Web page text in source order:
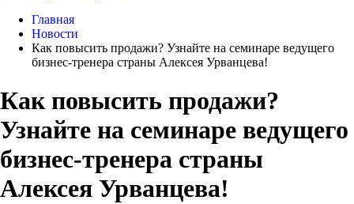
Главная
Новости
Как повысить продажи? Узнайте на семинаре ведущего
бизнес-тренера страны Алексея Урванцева!
Как повысить продажи?
Узнайте на семинаре ведущего
бизнес-тренера страны
Алексея Урванцева!